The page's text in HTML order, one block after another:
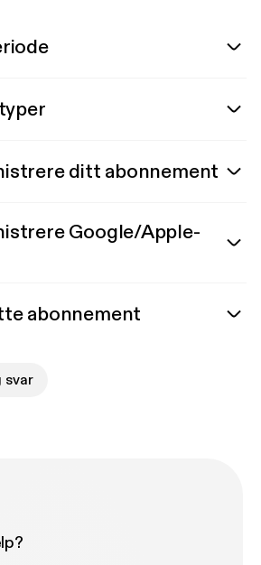
ditt abonnement
Google/Apple-
abonnement
svar